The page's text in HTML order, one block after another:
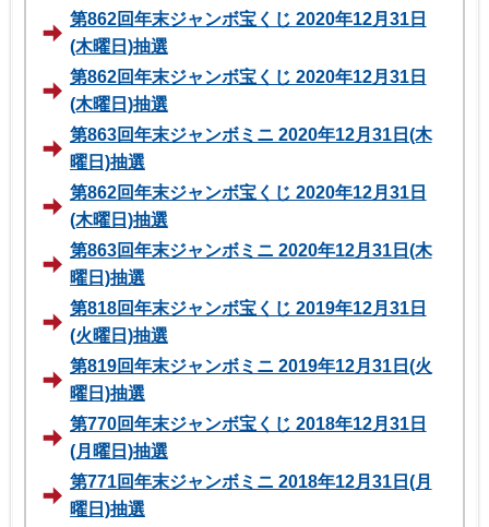
第862回年末ジャンボ宝くじ 2020年12月31日
(木曜日)抽選
第862回年末ジャンボ宝くじ 2020年12月31日
(木曜日)抽選
第863回年末ジャンボミニ 2020年12月31日(木
曜日)抽選
第862回年末ジャンボ宝くじ 2020年12月31日
(木曜日)抽選
第863回年末ジャンボミニ 2020年12月31日(木
曜日)抽選
第818回年末ジャンボ宝くじ 2019年12月31日
(火曜日)抽選
第819回年末ジャンボミニ 2019年12月31日(火
曜日)抽選
第770回年末ジャンボ宝くじ 2018年12月31日
(月曜日)抽選
第771回年末ジャンボミニ 2018年12月31日(月
曜日)抽選